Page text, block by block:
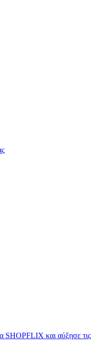
SHOPFLIX και αύξησε τις